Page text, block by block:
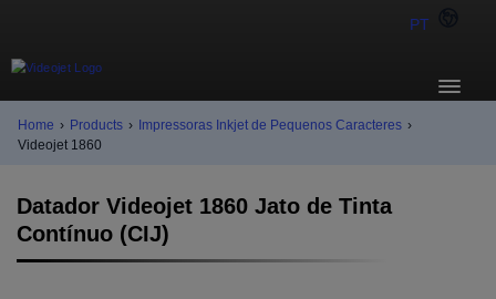
PT
Home › Products › Impressoras Inkjet de Pequenos Caracteres ›
Videojet 1860
Datador Videojet 1860 Jato de Tinta
Contínuo (CIJ)